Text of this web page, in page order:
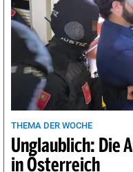
THEMA DER WOCHE
Unglaublich: Die
in Österreich